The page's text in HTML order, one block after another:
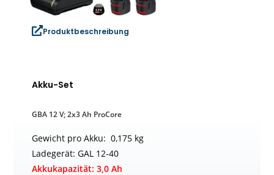
Produktbeschreibung
Akku-Set
GBA 12 V; 2x3 Ah ProCore
Gewicht pro Akku: 0,175 kg
Ladegerät: GAL 12-40
Akkukapazität: 3,0 Ah